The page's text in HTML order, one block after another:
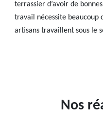
terrassier d’avoir de
travail nécessite beaucoup
artisans travaillent sous le
Nos